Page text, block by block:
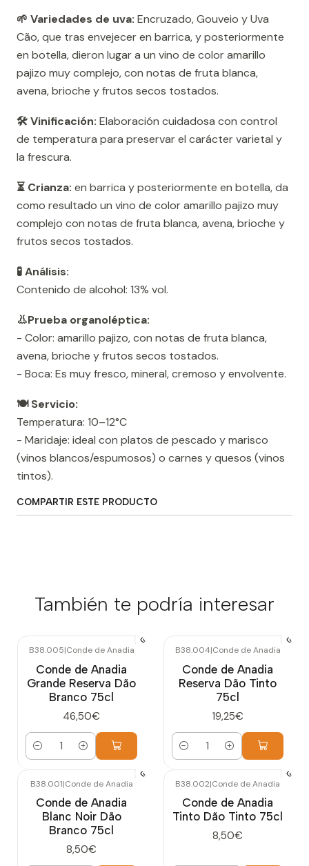
🌱 Variedades de uva: Encruzado, Gouveio y Uva
Cão, que tras envejecer en barrica, y posteriormente
en botella, dieron lugar a un vino de color amarillo
pajizo muy complejo, con notas de fruta blanca,
avena, brioche y frutos secos tostados.
🛠️ Vinificación: Elaboración cuidadosa con control
de temperatura para preservar el carácter varietal y
la frescura.
⏳ Crianza: en barrica y posteriormente en botella, da
como resultado un vino de color amarillo pajizo muy
complejo con notas de fruta blanca, avena, brioche y
frutos secos tostados.
🧪 Análisis:
Contenido de alcohol: 13% vol.
👃Prueba organoléptica:
- Color: amarillo pajizo, con notas de fruta blanca,
avena, brioche y frutos secos tostados.
- Boca: Es muy fresco, mineral, cremoso y envolvente.
🍽️ Servicio:
Temperatura: 10–12°C
- Maridaje: ideal con platos de pescado y marisco
(vinos blancos/espumosos) o carnes y quesos (vinos
tintos).
COMPARTIR ESTE PRODUCTO
También te podría interesar
B38.005|Conde de Anadia
Conde de Anadia
Grande Reserva Dão
Branco 75cl
46,50€
Cantidad
B38.004|Conde de Anadia
Conde de Anadia
Reserva Dão Tinto
75cl
19,25€
Cantidad
B38.001|Conde de Anadia
Conde de Anadia
Blanc Noir Dão
Branco 75cl
8,50€
B38.002|Conde de Anadia
Conde de Anadia
Tinto Dão Tinto 75cl
8,50€